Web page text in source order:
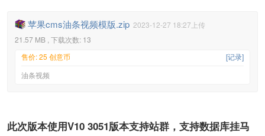
苹果cms油条视频模版.zip 2023-12-27 18:27上传
21.57 MB , 下载次数: 13
[记录]
售价: 25 创意币
油条视频
此次版本使用V10 3051版本支持站群，支持数据库挂马